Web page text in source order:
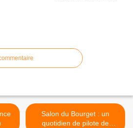
Salon du Bourget : un
quotidien de pilote de